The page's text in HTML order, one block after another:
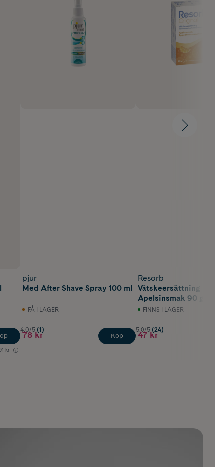
kr
pjur
Med After Shave Spray 100 ml
FÅ I LAGER
4.0/5 (1)
78 kr Köp
Resorb
Vätskeersättning
Apelsinsmak 90 g
FINNS I LAGER
5.0/5 (24)
47 kr